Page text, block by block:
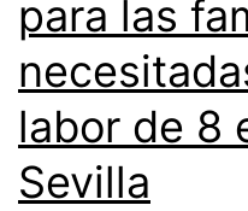
para las
labor de 8
Sevilla